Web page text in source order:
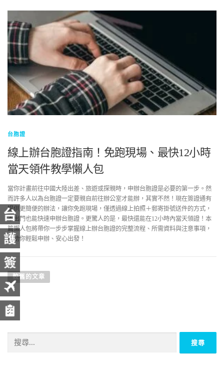
台胞證
線上辦台胞證指南！免跑現場、最快12小時
當天領件教學懶人包
當你計畫前往中國大陸出差、旅遊或探親時，申辦台胞證是必要的第一步。然
而許多人以為台胞證一定要親自前往辦公室才能辦，其實不然！現在簽證通有
提供更簡便的辦法，讓你免跑現場，僅透過線上拍照＋郵寄掛號送件的方式，
不出門也能快速申辦台胞證。更驚人的是，最快還能在12小時內當天領證！本
篇懶人包將帶你一步步掌握線上辦台胞證的完整流程、所需資料與注意事項，
幫助你輕鬆申辦、安心出發！
較舊的文章